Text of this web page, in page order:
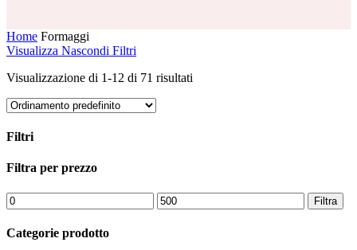
Home Formaggi
Visualizza Nascondi Filtri
Visualizzazione di 1-12 di 71 risultati
Filtri
Chiudi
filtri
Filtra per prezzo
Prezzo
Min
Prezzo
Max
Filtra
Categorie prodotto